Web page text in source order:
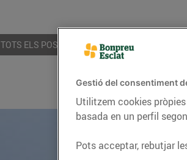
TOTS ELS POSTS ACTUALITAT
Gestió del consentiment
Utilitzem cookies
basada en un perfil
Pots acceptar, rebutjar